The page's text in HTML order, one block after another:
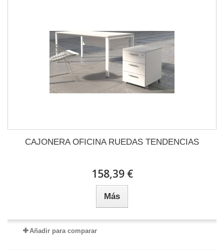
CAJONERA OFICINA RUEDAS TENDENCIAS
158,39 €
Más
Añadir para comparar